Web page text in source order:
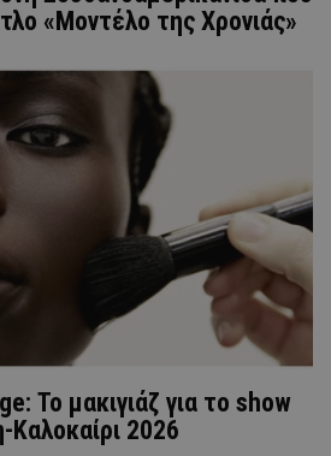
«Μοντέλο της Χρονιάς»
Το μακιγιάζ για το show
Καλοκαίρι 2026